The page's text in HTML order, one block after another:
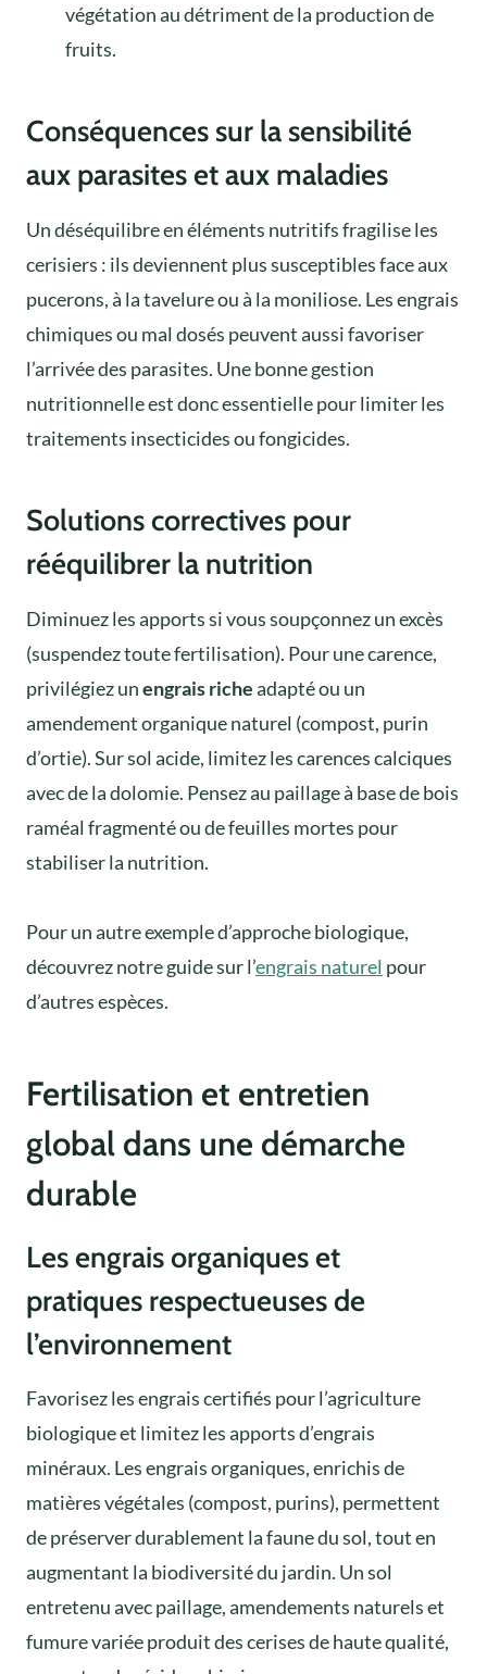
végétation au détriment de la production de
fruits.
Conséquences sur la sensibilité
aux parasites et aux maladies
Un déséquilibre en éléments nutritifs fragilise les
cerisiers : ils deviennent plus susceptibles face aux
pucerons, à la tavelure ou à la moniliose. Les engrais
chimiques ou mal dosés peuvent aussi favoriser
l’arrivée des parasites. Une bonne gestion
nutritionnelle est donc essentielle pour limiter les
traitements insecticides ou fongicides.
Solutions correctives pour
rééquilibrer la nutrition
Diminuez les apports si vous soupçonnez un excès
(suspendez toute fertilisation). Pour une carence,
privilégiez unengrais richeadapté ou un
amendement organique naturel (compost, purin
d’ortie). Sur sol acide, limitez les carences calciques
avec de la dolomie. Pensez au paillage à base de bois
raméal fragmenté ou de feuilles mortes pour
stabiliser la nutrition.
Pour un autre exemple d’approche biologique,
découvrez notre guide sur l’engrais naturel pour
d’autres espèces.
Fertilisation et entretien
global dans une démarche
durable
Les engrais organiques et
pratiques respectueuses de
l’environnement
Favorisez les engrais certifiés pour l’agriculture
biologique et limitez les apports d’engrais
minéraux. Les engrais organiques, enrichis de
matières végétales (compost, purins), permettent
de préserver durablement la faune du sol, tout en
augmentant la biodiversité du jardin. Un sol
entretenu avec paillage, amendements naturels et
fumure variée produit des cerises de haute qualité,